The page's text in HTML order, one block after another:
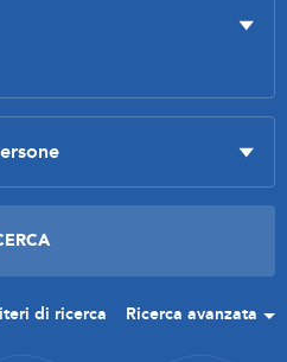
di ricerca Ricerca avanzata